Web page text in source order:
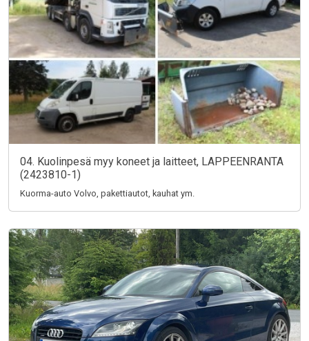
04. Kuolinpesä myy koneet ja laitteet, LAPPEENRANTA
(2423810-1)
Kuorma-auto Volvo, pakettiautot, kauhat ym.